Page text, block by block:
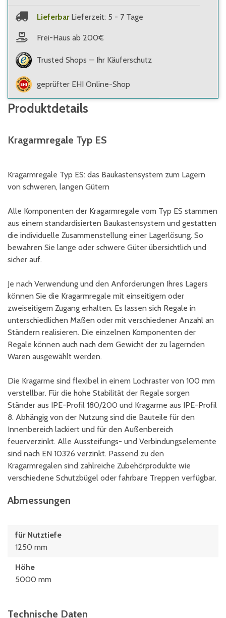
Lieferbar Lieferzeit: 5 - 7 Tage
Frei-Haus ab 200€
Trusted Shops — Ihr Käuferschutz
geprüfter EHI Online-Shop
Produktdetails
Kragarmregale Typ ES
Kragarmregale Typ ES: das Baukastensystem zum Lagern
von schweren, langen Gütern
Alle Komponenten der Kragarmregale vom Typ ES stammen
aus einem standardisierten Baukastensystem und gestatten
die individuelle Zusammenstellung einer Lagerlösung. So
bewahren Sie lange oder schwere Güter übersichtlich und
sicher auf.
Je nach Verwendung und den Anforderungen Ihres Lagers
können Sie die Kragarmregale mit einseitigem oder
zweiseitigem Zugang erhalten. Es lassen sich Regale in
unterschiedlichen Maßen oder mit verschiedener Anzahl an
Ständern realisieren. Die einzelnen Komponenten der
Regale können auch nach dem Gewicht der zu lagernden
Waren ausgewählt werden.
Die Kragarme sind flexibel in einem Lochraster von 100 mm
verstellbar. Für die hohe Stabilität der Regale sorgen
Ständer aus IPE-Profil 180/200 und Kragarme aus IPE-Profil
8. Abhängig von der Nutzung sind die Bauteile für den
Innenbereich lackiert und für den Außenbereich
feuerverzinkt. Alle Aussteifungs- und Verbindungselemente
sind nach EN 10326 verzinkt. Passend zu den
Kragarmregalen sind zahlreiche Zubehörprodukte wie
verschiedene Schutzbügel oder fahrbare Treppen verfügbar.
Abmessungen
für Nutztiefe
1250 mm
Höhe
5000 mm
Technische Daten